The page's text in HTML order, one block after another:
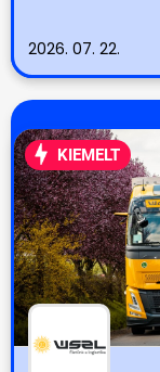
2026. 07. 22.
KIEMELT